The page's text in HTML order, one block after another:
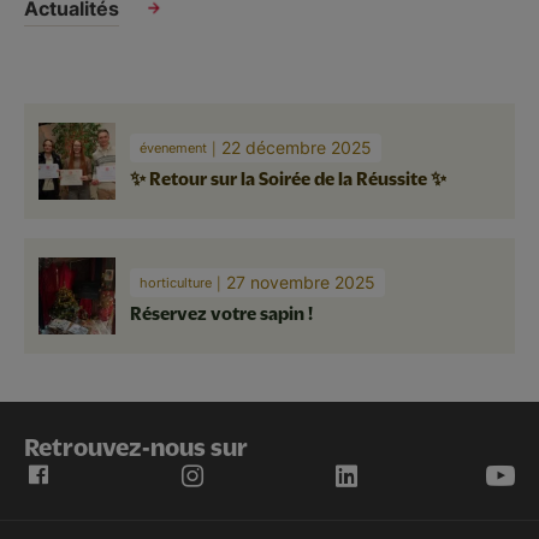
Actualités
évenement 22 décembre 2025
✨ Retour sur la Soirée de la Réussite ✨
horticulture 27 novembre 2025
Réservez votre sapin !
Retrouvez-nous sur